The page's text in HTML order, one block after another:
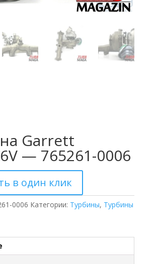
Garrett
— 765261-0006
в один клик
0006 Категории: Турбины, Турбины